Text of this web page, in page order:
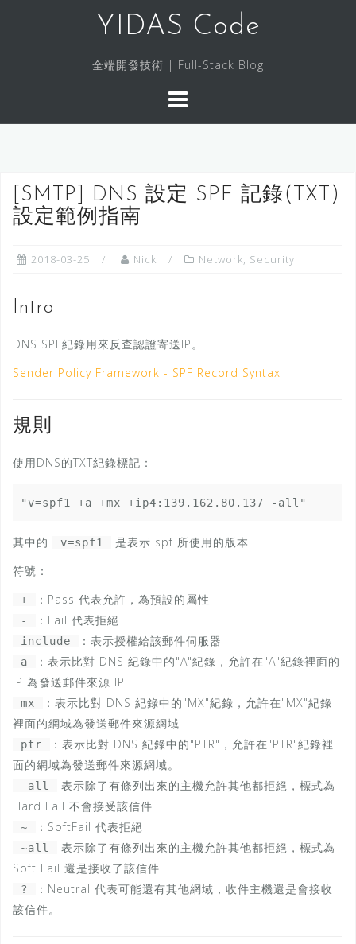
YIDAS Code
全端開發技術 | Full-Stack Blog
[SMTP] DNS 設定 SPF 記錄(TXT)
設定範例指南
2018-03-25 Nick Network, Security
Intro
DNS SPF紀錄用來反查認證寄送IP。
Sender Policy Framework - SPF Record Syntax
規則
使用DNS的TXT紀錄標記：
"v=spf1 +a +mx +ip4:139.162.80.137 -all"
其中的 v=spf1
是表示 spf 所使用的版本
符號：
+ ：Pass 代表允許，為預設的屬性
- ：Fail 代表拒絕
include ：表示授權給該郵件伺服器
a
：表示比對 DNS 紀錄中的"A"紀錄，允許在"A"紀錄裡面的
IP 為發送郵件來源 IP
mx
：表示比對 DNS 紀錄中的"MX"紀錄，允許在"MX"紀錄
裡面的網域為發送郵件來源網域
ptr
：表示比對 DNS 紀錄中的"PTR"，允許在"PTR"紀錄裡
面的網域為發送郵件來源網域。
-all
表示除了有條列出來的主機允許其他都拒絕，標式為
Hard Fail 不會接受該信件
~ ：SoftFail 代表拒絕
~all
表示除了有條列出來的主機允許其他都拒絕，標式為
Soft Fail 還是接收了該信件
?
：Neutral 代表可能還有其他網域，收件主機還是會接收
該信件。